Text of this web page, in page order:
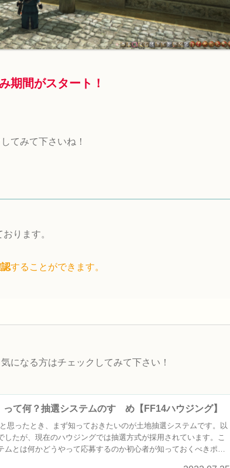
期間がスタート！
てみて下さいね！
ります。
することができます。
になる方はチェックしてみて下さい！
って何？抽選システムのすゝめ【FF14ハウジング】
思ったとき、まず知っておきたいのが土地抽選システムです。以
したが、現在のハウジングでは抽選方式が採用されています。こ
ムとは何かどうやって応募するのか初心者が知っておくべきポイ